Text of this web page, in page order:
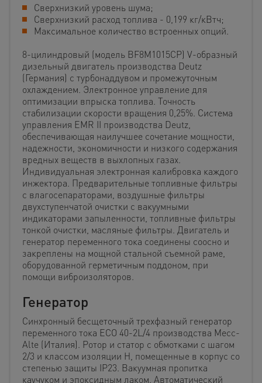
Сверхнизкий уровень шума;
Сверхнизкий расход топлива - 0,199 кг/кВтч;
Максимальное количество встроенных опций.
8-цилиндровый (модель BF8M1015CP) V-образный
дизельный двигатель производства Deutz
(Германия) с турбонаддувом и промежуточным
охлаждением. Электронное управление для
оптимизации впрыска топлива. Точность
стабилизации скорости вращения 0,25%. Система
управления EMR II производства Deutz,
обеспечивающая наилучшее сочетание мощности,
надежности, экономичности и низкого содержания
вредных веществ в выхлопных газах.
Индивидуальная электронная калибровка каждого
инжектора. Предварительные топливные фильтры
с влагосепараторами, воздушные фильтры
двухступенчатой очистки с вакуумными
индикаторами запыленности, топливные фильтры
тонкой очистки, масляные фильтры. Двигатель и
генератор переменного тока соединены соосно и
закреплены на мощной стальной съемной раме,
оборудованной герметичным поддоном, при
помощи виброизоляторов.
Генератор
Синхронный бесщеточный трехфазный генератор
переменного тока ECO 40-2L/4 производства Mecc-
Alte (Италия). Ротор и статор с обмотками с шагом
2/3 и классом изоляции Н, помещенные в корпус со
степенью защиты IP23. Вакуумная пропитка
каучуком и эпоксидным лаком. Автоматический